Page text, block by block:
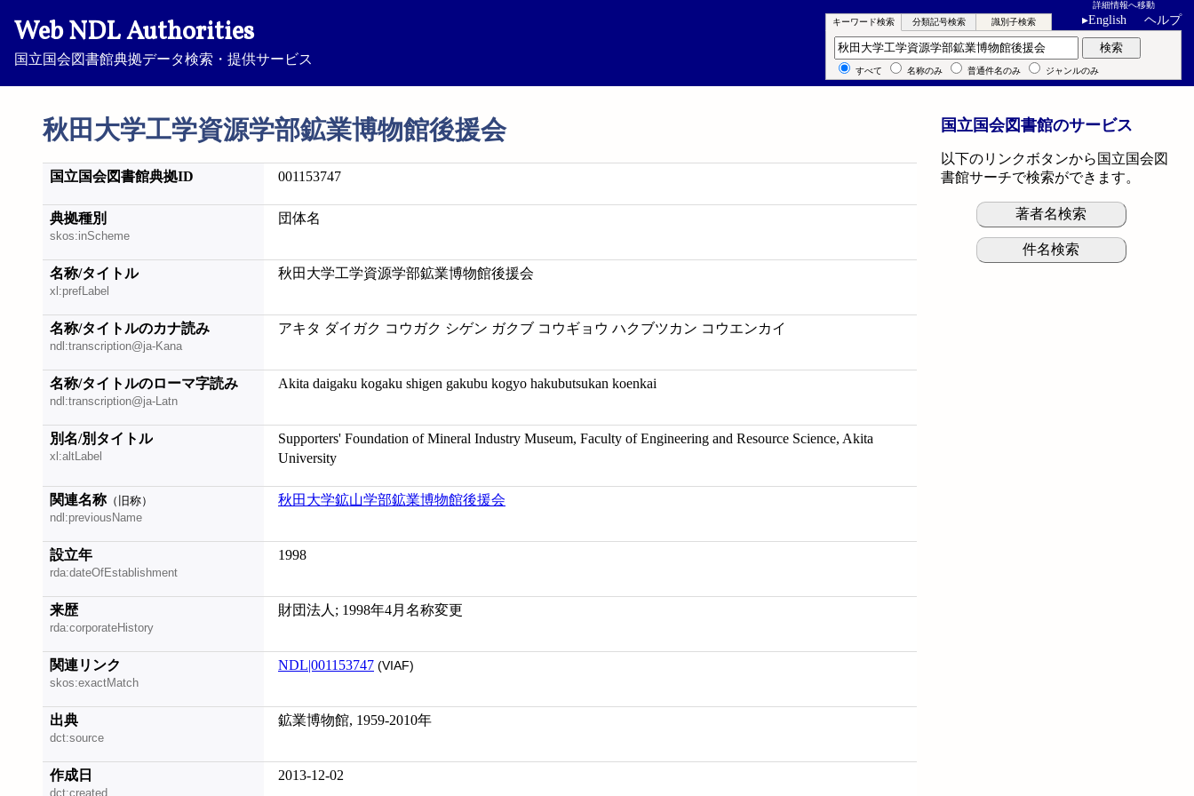
Web NDL Authorities
国立国会図書館典拠データ検索・提供サービス
詳細情報へ移動
▸English ヘルプ
秋田大学工学資源学部鉱業博物館後援会
キーワード検索 分類記号検索 識別子検索
キーワード検索 検索
すべて 名称のみ 普通件名のみ ジャンルのみ
国立国会図書館典拠ID 001153747
典拠種別
skos:inScheme
団体名
名称/タイトル
xl:prefLabel
秋田大学工学資源学部鉱業博物館後援会
名称/タイトルのカナ読み
ndl:transcription@ja-Kana
アキタ ダイガク コウガク シゲン ガクブ コウギョウ ハクブツカン コウエンカイ
名称/タイトルのローマ字読み
ndl:transcription@ja-Latn
Akita daigaku kogaku shigen gakubu kogyo hakubutsukan koenkai
別名/別タイトル
xl:altLabel
Supporters' Foundation of Mineral Industry Museum, Faculty of Engineering and Resource Science, Akita
University
関連名称（旧称）
ndl:previousName
秋田大学鉱山学部鉱業博物館後援会
設立年
rda:dateOfEstablishment
1998
来歴
rda:corporateHistory
財団法人; 1998年4月名称変更
関連リンク
skos:exactMatch
NDL|001153747 (VIAF)
出典
dct:source
鉱業博物館, 1959-2010年
作成日
dct:created
2013-12-02
国立国会図書館のサービス
以下のリンクボタンから国立国会図
書館サーチで検索ができます。
著者名検索
件名検索